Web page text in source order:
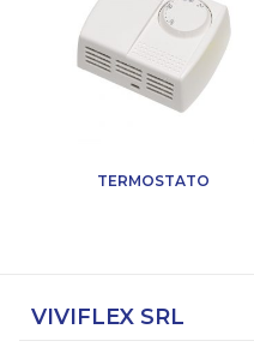
TERMOSTATO
VIVIFLEX SRL